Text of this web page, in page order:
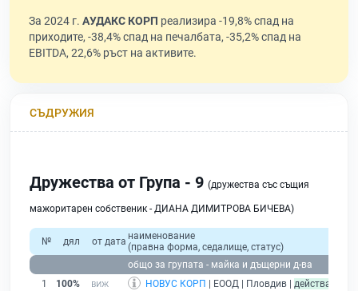
За 2024 г. АУДАКС КОРП реализира -19,8% спад на
приходите, -38,4% спад на печалбата, -35,2% спад на
EBITDA, 22,6% ръст на активите.
СЪДРУЖИЯ
Дружества от Група - 9 (дружества със същия
мажоритарен собственик - ДИАНА ДИМИТРОВА БИЧЕВА)
№ дял от дата наименование
(правна форма, седалище, статус)
общо за групата - майка и дъщерни д-ва
1
100% НОВУС КОРП | ЕООД | Пловдив | действащ